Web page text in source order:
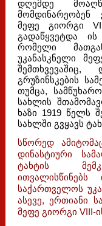
დღემდე
მეფე გიორგი
გადაწყვეტდა
რომელი
უკანასკნელი
გრუზინსკების
თუმცა,
სახლის
ხაზი 1919 წელს
სახლში გვყავს
სწორედ
დინასტიური
ტახტის
საქართველოს
ასევე, ერთიანი
მეფე გიორგი VIII-